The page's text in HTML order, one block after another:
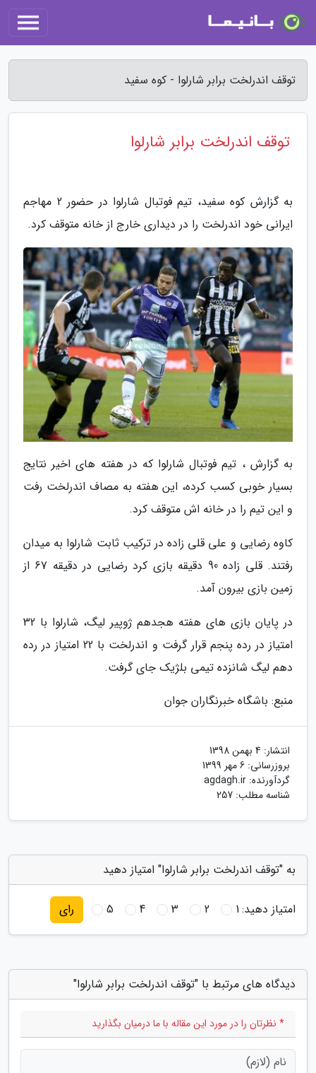
توقف اندرلخت برابر شارلوا - کوه سفید
توقف اندرلخت برابر شارلوا
به گزارش کوه سفید، تیم فوتبال شارلوا در حضور 2 مهاجم
ایرانی خود اندرلخت را در دیداری خارج از خانه متوقف کرد.
به گزارش ، تیم فوتبال شارلوا که در هفته های اخیر نتایج
بسیار خوبی کسب کرده، این هفته به مصاف اندرلخت رفت
و این تیم را در خانه اش متوقف کرد.
کاوه رضایی و علی قلی زاده در ترکیب ثابت شارلوا به میدان
رفتند. قلی زاده 90 دقیقه بازی کرد رضایی در دقیقه 67 از
زمین بازی بیرون آمد.
در پایان بازی های هفته هجدهم ژوپیر لیگ، شارلوا با 32
امتیاز در رده پنجم قرار گرفت و اندرلخت با 22 امتیاز در رده
دهم لیگ شانزده تیمی بلژیک جای گرفت.
منبع: باشگاه خبرنگاران جوان
انتشار: 4 بهمن 1398
بروزرسانی: 6 مهر 1399
گردآورنده: agdagh.ir
شناسه مطلب: 257
به "توقف اندرلخت برابر شارلوا" امتیاز دهید
امتیاز دهید:1
2
3
4
5 رای
دیدگاه های مرتبط با "توقف اندرلخت برابر شارلوا"
* نظرتان را در مورد این مقاله با ما درمیان بگذارید